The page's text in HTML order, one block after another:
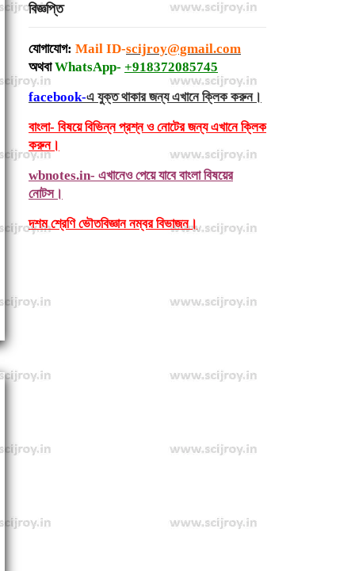
বিজ্ঞপ্তি
যোগাযোগ: Mail ID-scijroy@gmail.com
অথবাWhatsApp- +918372085745
facebook-এ যুক্ত থাকার জন্য এখানে ক্লিক করুন।
বাংলা- বিষয়ে বিভিন্ন প্রশ্ন ও নোটের জন্য এখানে ক্লিক
করুন।
wbnotes.in- এখানেও পেয়ে যাবে বাংলা বিষয়ের
নোটস।
দশম শ্রেণি ভৌতবিজ্ঞান নম্বর বিভাজন।